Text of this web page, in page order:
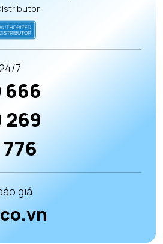
7
666
269
giá